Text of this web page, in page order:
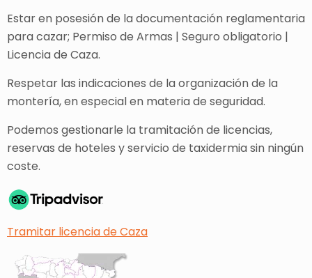
Estar en posesión de la documentación reglamentaria
para cazar; Permiso de Armas | Seguro obligatorio |
Licencia de Caza.
Respetar las indicaciones de la organización de la
montería, en especial en materia de seguridad.
Podemos gestionarle la tramitación de licencias,
reservas de hoteles y servicio de taxidermia sin ningún
coste.
Tramitar licencia de Caza